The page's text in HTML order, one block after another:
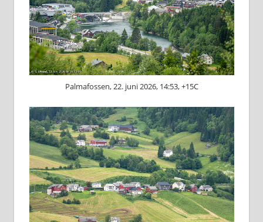
Palmafossen, 22. juni 2026, 14:53, +15C